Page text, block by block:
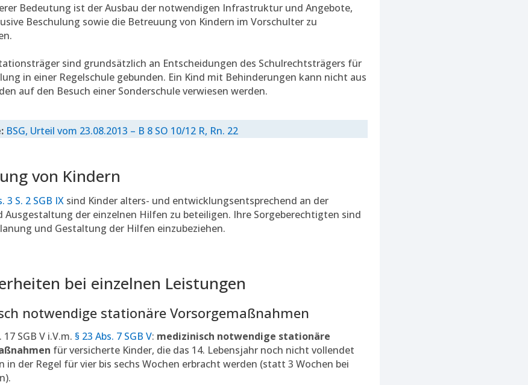
Bedeutung ist der Ausbau der notwendigen Infrastruktur und Angebote,
Beschulung sowie die Betreuung von Kindern im Vorschulter zu
sind grundsätzlich an Entscheidungen des Schulrechtsträgers für
in einer Regelschule gebunden. Ein Kind mit Behinderungen kann nicht aus
auf den Besuch einer Sonderschule verwiesen werden.
BSG, Urteil vom 23.08.2013 – B 8 SO 10/12 R, Rn. 22
von Kindern
3 S. 2 SGB IXsind Kinder alters- und entwicklungsentsprechend an der
Ausgestaltung der einzelnen Hilfen zu beteiligen. Ihre Sorgeberechtigten sind
und Gestaltung der Hilfen einzubeziehen.
bei einzelnen Leistungen
notwendige stationäre Vorsorgemaßnahmen
17 SGB V i.V.m. § 23 Abs. 7 SGB V: medizinisch notwendige stationäre
für versicherte Kinder, die das 14. Lebensjahr noch nicht vollendet
in der Regel für vier bis sechs Wochen erbracht werden (statt 3 Wochen bei